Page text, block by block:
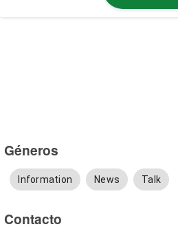
Géneros
Information News Talk
Contacto